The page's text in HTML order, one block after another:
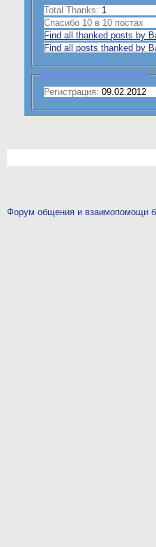
Total Thanks: 1
Спасибо 10 в 10 постах
Find all thanked posts by
Find all posts thanked by
Дополнительная информация
Регистрация: 09.02.2012
Форум общения и взаимопомощи